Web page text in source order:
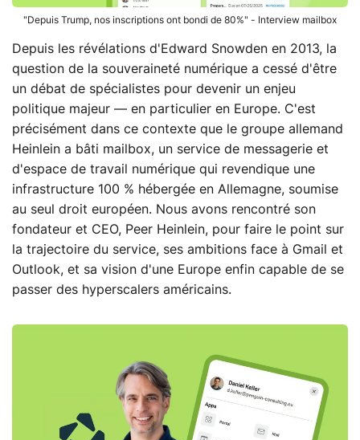
"Depuis Trump, nos inscriptions ont bondi de 80%" - Interview mailbox
Depuis les révélations d'Edward Snowden en 2013, la
question de la souveraineté numérique a cessé d'être
un débat de spécialistes pour devenir un enjeu
politique majeur — en particulier en Europe. C'est
précisément dans ce contexte que le groupe allemand
Heinlein a bâti mailbox, un service de messagerie et
d'espace de travail numérique qui revendique une
infrastructure 100 % hébergée en Allemagne, soumise
au seul droit européen. Nous avons rencontré son
fondateur et CEO, Peer Heinlein, pour faire le point sur
la trajectoire du service, ses ambitions face à Gmail et
Outlook, et sa vision d'une Europe enfin capable de se
passer des hyperscalers américains.